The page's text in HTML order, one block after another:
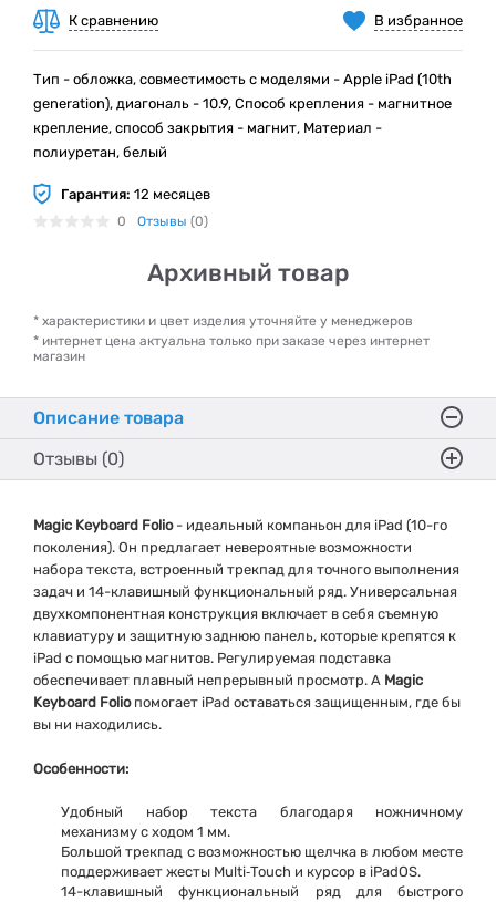
В избранное
К сравнению
Тип - обложка, совместимость с моделями - Apple iPad (10th
generation), диагональ - 10.9, Способ крепления - магнитное
крепление, способ закрытия - магнит, Материал -
полиуретан, белый
Гарантия: 12 месяцев
0 Отзывы (0)
Архивный товар
* характеристики и цвет изделия уточняйте у менеджеров
* интернет цена актуальна только при заказе через интернет
магазин
Описание товара
Отзывы (0)
Magic Keyboard Folio- идеальный компаньон для iPad (10-го
поколения). Он предлагает невероятные возможности
набора текста, встроенный трекпад для точного выполнения
задач и 14-клавишный функциональный ряд. Универсальная
двухкомпонентная конструкция включает в себя съемную
клавиатуру и защитную заднюю панель, которые крепятся к
iPad с помощью магнитов. Регулируемая подставка
обеспечивает плавный непрерывный просмотр. А Magic
Keyboard Folioпомогает iPad оставаться защищенным, где бы
вы ни находились.
Особенности:
Удобный набор текста благодаря ножничному
механизму с ходом 1 мм.
Большой трекпад с возможностью щелчка в любом месте
поддерживает жесты Multi‑Touch и курсор в iPadOS.
14-клавишный функциональный ряд для быстрого